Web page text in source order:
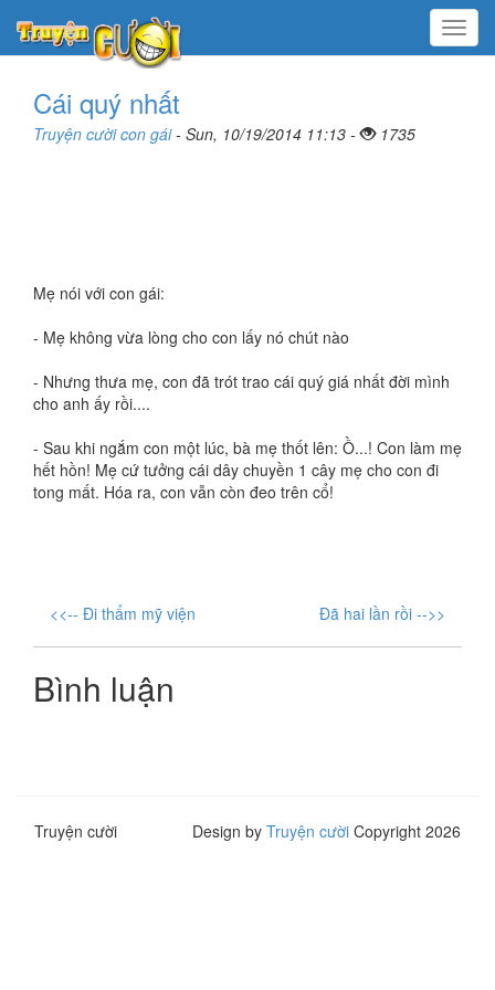
Menu
Cái quý nhất
Truyện cười con gái- Sun, 10/19/2014 11:13 - 1735
Mẹ nói với con gái:
- Mẹ không vừa lòng cho con lấy nó chút nào
- Nhưng thưa mẹ, con đã trót trao cái quý giá nhất đời mình
cho anh ấy rồi....
- Sau khi ngắm con một lúc, bà mẹ thốt lên: Ồ...! Con làm mẹ
hết hồn! Mẹ cứ tưởng cái dây chuyền 1 cây mẹ cho con đi
tong mất. Hóa ra, con vẫn còn đeo trên cổ!
<<-- Đi thẩm mỹ viện Đã hai lần rồi -->>
Bình luận
Truyện cười Design by Truyện cười Copyright 2026